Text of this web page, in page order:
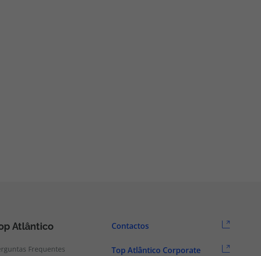
Atlântico
Frequentes
Contactos
Top Atlântico Corporate